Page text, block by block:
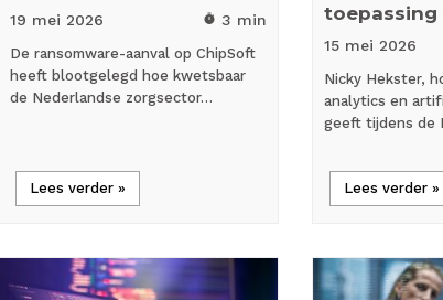
19 mei 2026 timer 3 min
De ransomware-aanval op ChipSoft
heeft blootgelegd hoe kwetsbaar
de Nederlandse zorgsector…
Lees verder »
toepassing
15 mei 2026
Nicky Hekster,
analytics en
geeft tijdens de
Lees verder »